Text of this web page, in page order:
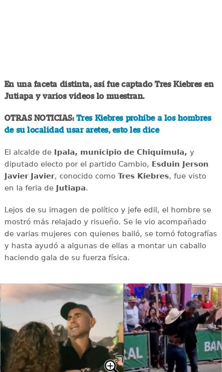
En una faceta distinta, así fue captado Tres Kiebres en
Jutiapa y varios videos lo muestran.
OTRAS NOTICIAS:Tres Kiebres prohíbe a los hombres
de su localidad usar aretes, esto les dice
El alcalde de Ipala, municipio de Chiquimula, y
diputado electo por el partido Cambio, Esduin Jerson
Javier Javier, conocido como Tres Kiebres, fue visto
en la feria de Jutiapa.
Lejos de su imagen de político y jefe edil, el hombre se
mostró más relajado y risueño. Se le vio acompañado
de varias mujeres con quienes bailó, se tomó fotografías
y hasta ayudó a algunas de ellas a montar un caballo
haciendo gala de su fuerza física.